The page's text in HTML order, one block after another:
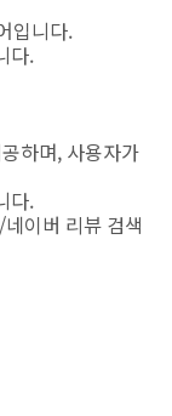
입니다.
다.
하며, 사용자가
다.
이버 리뷰 검색